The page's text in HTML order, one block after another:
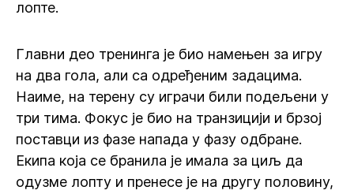
лопте.
Главни део тренинга је био намењен за игру
на два гола, али са одређеним задацима.
Наиме, на терену су играчи били подељени у
три тима. Фокус је био на транзицији и брзој
поставци из фазе напада у фазу одбране.
Екипа која се бранила је имала за циљ да
одузме лопту и пренесе је на другу половину,